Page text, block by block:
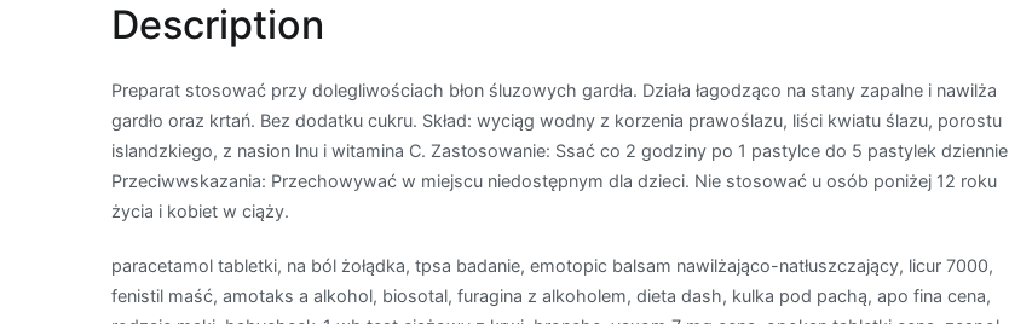
Description
Preparat stosować przy dolegliwościach błon śluzowych gardła. Działa łagodząco na stany zapalne i nawilża
gardło oraz krtań. Bez dodatku cukru. Skład: wyciąg wodny z korzenia prawoślazu, liści kwiatu ślazu, porostu
islandzkiego, z nasion lnu i witamina C. Zastosowanie: Ssać co 2 godziny po 1 pastylce do 5 pastylek dziennie
Przeciwwskazania: Przechowywać w miejscu niedostępnym dla dzieci. Nie stosować u osób poniżej 12 roku
życia i kobiet w ciąży.
paracetamol tabletki, na ból żołądka, tpsa badanie, emotopic balsam nawilżająco-natłuszczający, licur 7000,
fenistil maść, amotaks a alkohol, biosotal, furagina z alkoholem, dieta dash, kulka pod pachą, apo fina cena,